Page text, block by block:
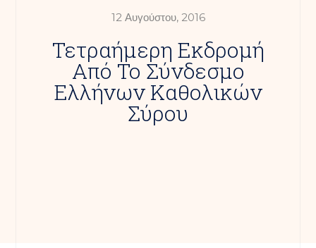
12 Αυγούστου, 2016
Τετραήμερη Εκδρομή
Από Το Σύνδεσμο
Ελλήνων Καθολικών
Σύρου